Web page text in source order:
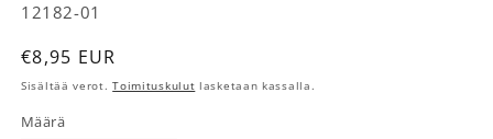
SKU-koodi:
12182-01
Normaalihinta
€8,95 EUR
Sisältää verot.Toimituskulut lasketaan kassalla.
Määrä
Määrä